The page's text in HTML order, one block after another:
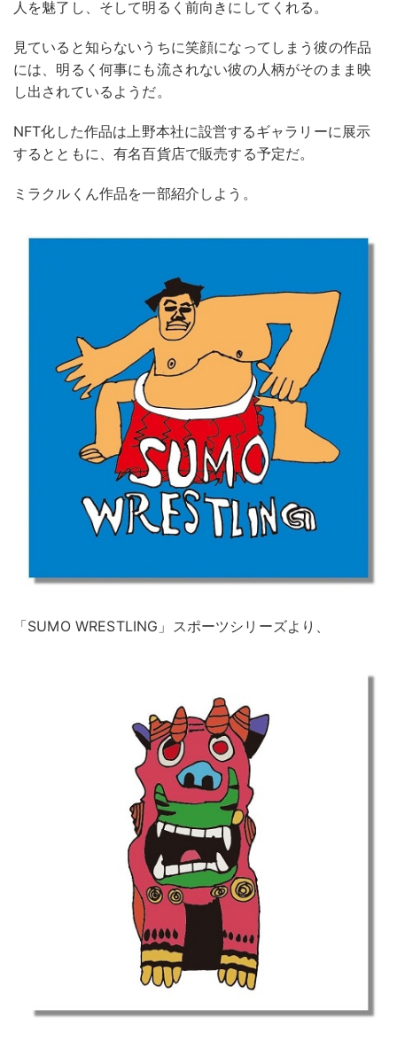
⼈を魅了し、そして明るく前向きにしてくれる。
⾒ていると知らないうちに笑顔になってしまう彼の作品
には、明るく何事にも流されない彼の⼈柄がそのまま映
し出されているようだ。
NFT化した作品は上野本社に設営するギャラリーに展⽰
するとともに、有名百貨店で販売する予定だ。
ミラクルくん作品を一部紹介しよう。
「SUMO WRESTLING」スポーツシリーズより、